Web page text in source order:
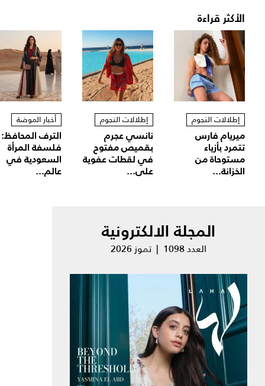
الأكثر قراءة
إطلالات النجوم
ميريام فارس
تتمرد بأزياء
مستوحاة من
الخزانة...
إطلالات النجوم
نانسي عجرم
بقميص مفتوح
في لقطات عفوية
على...
أخبار الموضة
الترف المحافظ:
فلسفة المرأة
السعودية في
عالم...
المجلة الالكترونية
العدد 1098 | تموز 2026